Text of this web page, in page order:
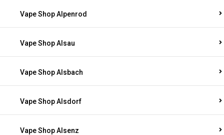
Vape Shop Alpenrod
Vape Shop Alsau
Vape Shop Alsbach
Vape Shop Alsdorf
Vape Shop Alsenz